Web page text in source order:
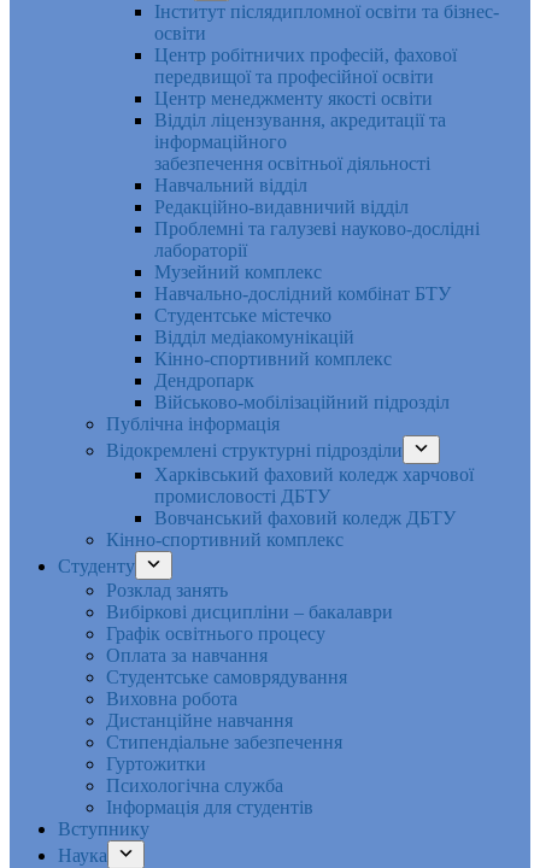
Інститут післядипломної освіти та бізнес-
освіти
Центр робітничих професій, фахової
передвищої та професійної освіти
Центр менеджменту якості освіти
Відділ ліцензування, акредитації та
інформаційного
забезпечення освітньої діяльності
Навчальний відділ
Редакційно-видавничий відділ
Проблемні та галузеві науково-дослідні
лабораторії
Музейний комплекс
Навчально-дослідний комбінат БТУ
Студентське містечко
Відділ медіакомунікацій
Кінно-спортивний комплекс
Дендропарк
Військово-мобілізаційний підрозділ
Публічна інформація
Відокремлені структурні підрозділи
Харківський фаховий коледж харчової
промисловості ДБТУ
Вовчанський фаховий коледж ДБТУ
Кінно-спортивний комплекс
Студенту
Розклад занять
Вибіркові дисципліни – бакалаври
Графік освітнього процесу
Оплата за навчання
Студентське самоврядування
Виховна робота
Дистанційне навчання
Стипендіальне забезпечення
Гуртожитки
Психологічна служба
Інформація для студентів
Вступнику
Наука